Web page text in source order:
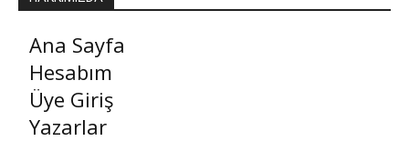
Ana Sayfa
Hesabım
Üye Giriş
Yazarlar